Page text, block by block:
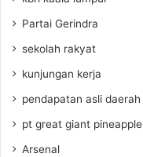
Partai Gerindra
sekolah rakyat
kunjungan kerja
pendapatan asli daerah
pt great giant pineapple
Arsenal